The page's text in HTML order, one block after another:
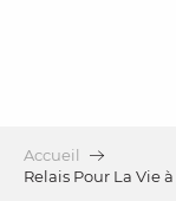
Accueil
Relais Pour La Vie